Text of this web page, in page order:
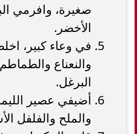
صغيرة، وافرمي
الأخضر.
في وعاء كبير،
والنعناع
البرغل.
أضيفي عصير
والملح والفلفل